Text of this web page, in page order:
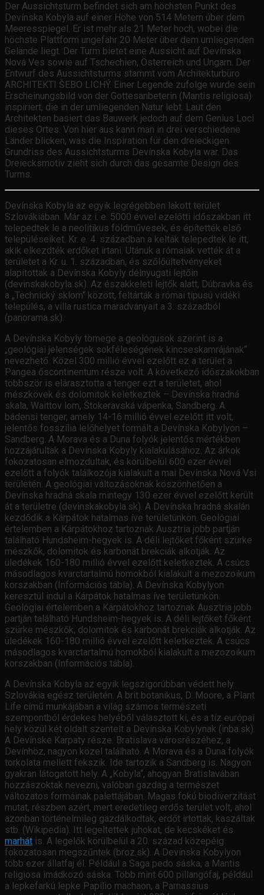
Der Aussichtsturm befindet sich am höchsten Punkt des
Devínska Kobyla auf einer Höhe von 514 Metern über dem
Meeresspiegel. Er ist mehr als 21 Meter hoch, wobei die
höchste Plattform ungefähr 20 Meter über dem umliegenden
Gelände liegt. Der Turm bietet eine Aussicht auf Devínska
Nová Ves sowie auf Tschechien, Österreich und Ungarn. Der
Entwurf des Aussichtsturms stammt vom Architekturbüro
ARCHITEKTI ŠEBO LICHÝ. Einer Legende zufolge wurde sein
Erscheinungsbild von der Gottesanbeterin (Mantis religiosa)
inspiriert, die in der umliegenden Natur lebt. Laut den
Architekten basiert das Bauwerk jedoch auf dem Genius Loci
dieses Ortes. Von hier aus kann man in drei verschiedene
Länder blicken, was die Inspiration für den dreieckigen
Grundriss des Aussichtsturms Devínska Kobyla war. Das
Dreiecksmotiv zieht sich durch das gesamte Design des
Turms.
Devínska Kobyla az egyik legrégebben lakott terület
Szlovákiában. Már az i. e. 5000 évvel ezelőtti időszakban itt
telepedtek le a neolitikus földművesek, és építették első
településeiket. Kr. e. 4. században a kelták telepedtek le itt,
akik elkezdték erdőket irtani. Utánuk a rómaiak vették át a
területet a Kr. u. 1. században, és szőlőültetvényeket
alapítottak a Devínska Kobyly délnyugati lejtőin
(devinskakobyla.sk). Az északkeleti lejtők alatt, Dúbravka és
a „Technický sklom“ között, feltárták a római típusú vidéki
település, a villa rustica maradványait a 3. századból
(panorama.sk).
A Devínska Kobyly tömege a geológusok szerint is a
„geológiai jelenségek sokféleségének kincseskamrájának“
nevezhető. Közel 300 millió évvel ezelőtt ez a terület a
Pangea őscontinentum része volt. A következő időszakokban
többször is elárasztotta a tenger ezt a területet, ahol
mészkövek és dolomitok keletkeztek – Devínska hradná
skala, Waittov lom, Štokeravská vápenka, Sandberg. A
bádensi tenger, amely 14-16 millió évvel ezelőtt itt volt,
jelentős fosszília lelőhelyet formált a Devínska Kobylyon –
Sandberg. A Morava és a Duna folyók jelentős mértékben
hozzájárultak a Devínska Kobyly kialakulásához. Az árkok
fokozatosan elmozdultak, és körülbelül 600 ezer évvel
ezelőtt a folyók találkozója kialakult a mai Devínska Nová Vsi
területén. A geológiai változásoknak köszönhetően a
Devínska hradná skala mintegy 130 ezer évvel ezelőtt került
át a területre (devinskakobyla.sk). A Devínska hradná skalán
kezdődik a Kárpátok hatalmas íve területünkön. Geológiai
értelemben a Kárpátokhoz tartoznak Ausztria jobb partján
található Hundsheim-hegyek is. A déli lejtőket főként szürke
mészkők, dolomitok és karbonát brekciák alkotják. Az
üledékek 160-180 millió évvel ezelőtt keletkeztek. A csúcs
másodlagos kvarctartalmú homokból kialakult a mezozoikum
korszakban (Információs tábla). A Devínska Kobylyon
keresztül indul a Kárpátok hatalmas íve területünkön.
Geológiai értelemben a Kárpátokhoz tartoznak Ausztria jobb
partján található Hundsheim-hegyek is. A déli lejtőket főként
szürke mészkők, dolomitok és karbonát brekciák alkotják. Az
üledékek 160-180 millió évvel ezelőtt keletkeztek. A csúcs
másodlagos kvarctartalmú homokból kialakult a mezozoikum
korszakban (Információs tábla).
A Devínska Kobyla az egyik legszigorúbban védett hely
Szlovákia egész területén. A brit botanikus, D. Moore, a Plant
Life című munkájában a világ számos természeti
szempontból érdekes helyéből választott ki, és a tíz európai
hely közül két oldalt szentelt a Devínska Kobylynak (inba.sk).
A Devínske Karpaty része. Bratislava városrészéhez, a
Devínhöz, nagyon közel található. A Morava és a Duna folyók
torkolata mellett fekszik. Ide tartozik a Sandberg is. Nagyon
gyakran látogatott hely. A „Kobyla“, ahogyan Bratislavában
hozzászoktak nevezni, valóban gazdag a természet
változatos formáinak palettájában. Magas fokú biodiverzitást
mutat, részben azért, mert eredetileg erdős terület volt, ahol
azonban történelmileg gazdálkodtak, erdőt irtottak, kaszáltak
stb. (Wikipedia). Itt legeltettek juhokat, de kecskéket és
marhát is. A legelők körülbelül a 20. század közepéig
fokozatosan megszűntek (broz.sk). A Devínska Kobylyon
több ezer állatfaj él. Például a Saga pedo sáska, a Mantis
religiosa imádkozó sáska. Több mint 600 pillangófaj, például
a lepkefarkú lepke Papilio machaon, a Parnassius